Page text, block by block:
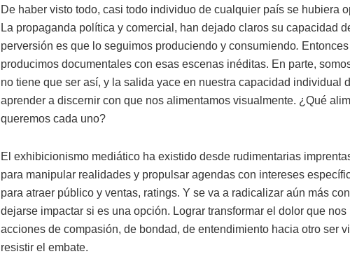
De haber visto todo, casi todo individuo de cualquier país se hubiera
La propaganda política y comercial, han dejado claros su capacidad
perversión es que lo seguimos produciendo y consumiendo.
producimos documentales con esas escenas inéditas. En parte,
no tiene que ser así, y la salida yace en nuestra capacidad individual
aprender a discernir con que nos alimentamos visualmente. ¿Qué
queremos cada uno?
El exhibicionismo mediático ha existido desde rudimentarias
para manipular realidades y propulsar agendas con intereses
para atraer público y ventas, ratings. Y se va a radicalizar aún más
dejarse impactar si es una opción. Lograr transformar el dolor que
acciones de compasión, de bondad, de entendimiento hacia otro ser
resistir el embate.